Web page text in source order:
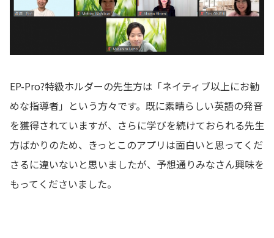
EP-Pro?特級ホルダーの先生方は「ネイティブ以上にお勧
めな指導者」という方々です。既に素晴らしい英語の発音
を獲得されていますが、さらに学びを続けておられる先生
方ばかりのため、きっとこのアプリは面白いと思ってくだ
さるに違いないと思いましたが、予想通りみなさん興味を
もってくださいました。